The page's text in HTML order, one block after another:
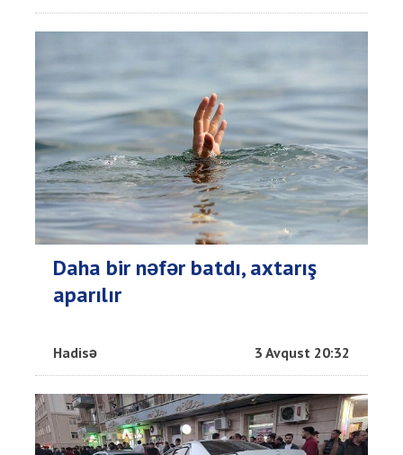
Daha bir nəfər batdı, axtarış
aparılır
Hadisə 3 Avqust 20:32